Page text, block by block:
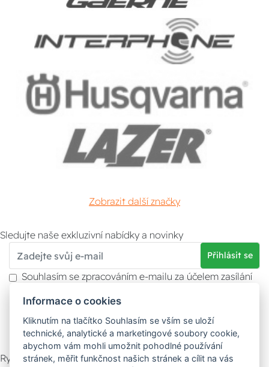
Zobrazit další značky
Sledujte naše exkluzivní nabídky a novinky
Přihlásit se
Souhlasím se zpracováním e-mailu za účelem zasílání
Více informací naleznete v
údajů . Souhlas můžete kdykoliv odvolat.
Rychlý kontakt
Informace o cookies
Kliknutím na tlačítko Souhlasím se vším se uloží
technické, analytické a marketingové soubory cookie,
abychom vám mohli umožnit pohodlné používání
stránek, měřit funkčnost našich stránek a cílit na vás